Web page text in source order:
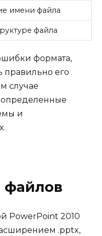
имени файла
файла
формата,
правильно его
случае
и
PowerPoint 2010
.pptx,